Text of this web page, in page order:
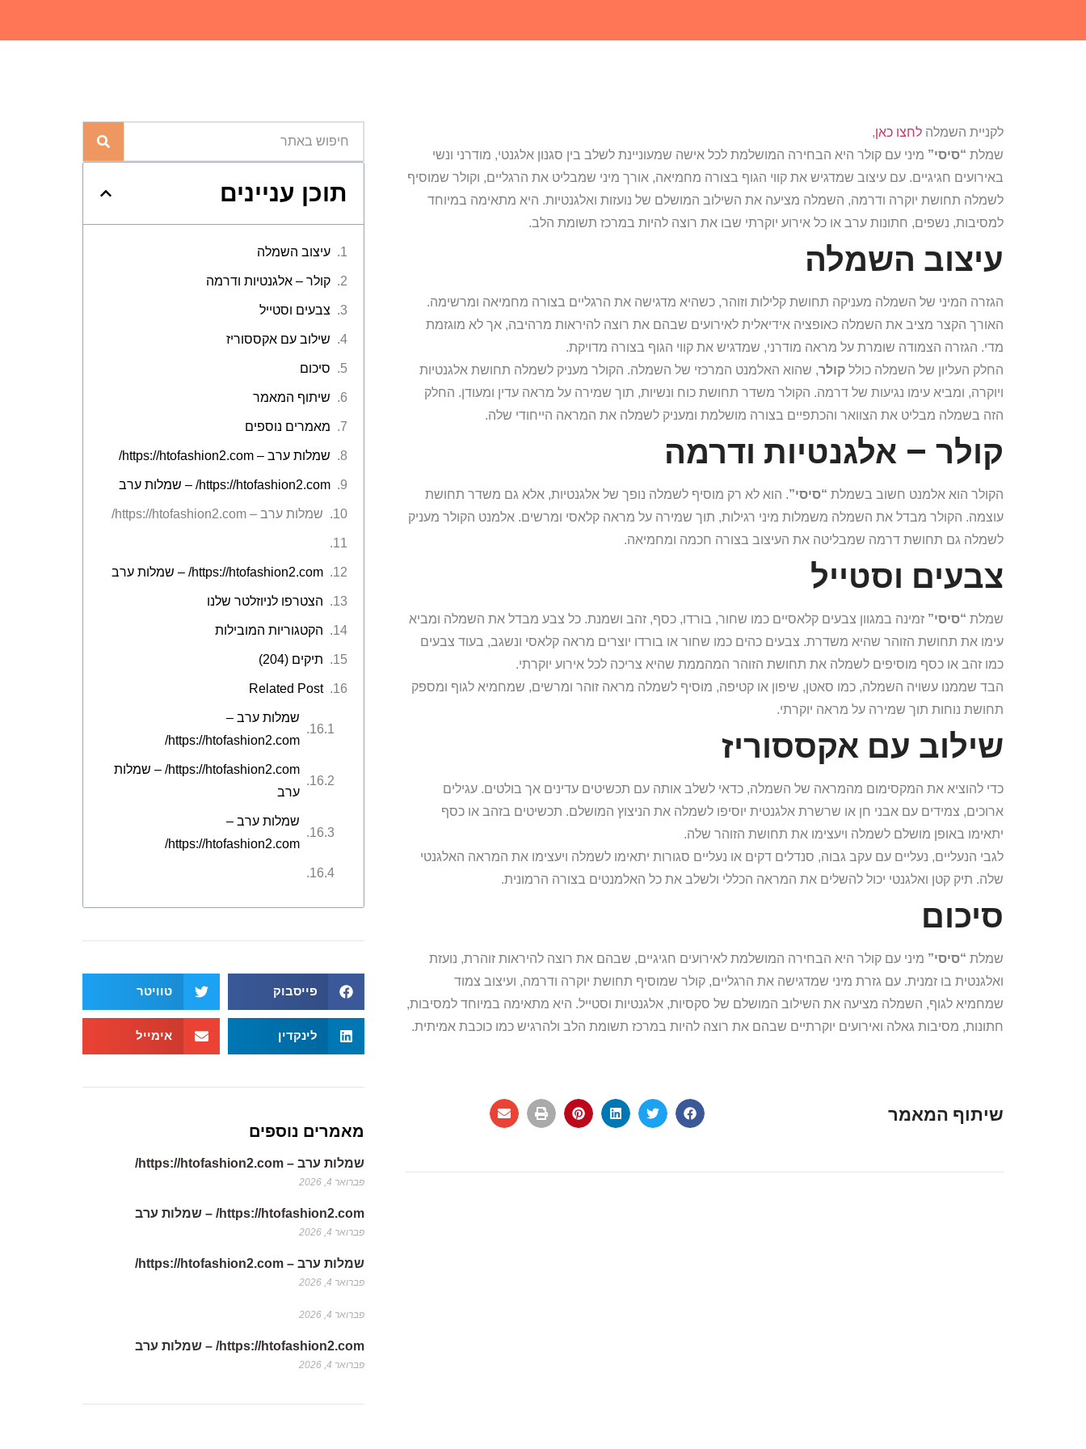
לקניית השמלה לחצו כאן,
שמלת “סיסי” מיני עם קולר היא הבחירה המושלמת לכל אישה שמעוניינת לשלב בין סגנון אלגנטי, מודרני ונשי
באירועים חגיגיים. עם עיצוב שמדגיש את קווי הגוף בצורה מחמיאה, אורך מיני שמבליט את הרגליים, וקולר שמוסיף
לשמלה תחושת יוקרה ודרמה, השמלה מציעה את השילוב המושלם של נועזות ואלגנטיות. היא מתאימה במיוחד
למסיבות, נשפים, חתונות ערב או כל אירוע יוקרתי שבו את רוצה להיות במרכז תשומת הלב.
עיצוב השמלה
הגזרה המיני של השמלה מעניקה תחושת קלילות וזוהר, כשהיא מדגישה את הרגליים בצורה מחמיאה ומרשימה.
האורך הקצר מציב את השמלה כאופציה אידיאלית לאירועים שבהם את רוצה להיראות מרהיבה, אך לא מוגזמת
מדי. הגזרה הצמודה שומרת על מראה מודרני, שמדגיש את קווי הגוף בצורה מדויקת.
החלק העליון של השמלה כולל קולר, שהוא האלמנט המרכזי של השמלה. הקולר מעניק לשמלה תחושת אלגנטיות
ויוקרה, ומביא עימו נגיעות של דרמה. הקולר משדר תחושת כוח ונשיות, תוך שמירה על מראה עדין ומעודן. החלק
הזה בשמלה מבליט את הצוואר והכתפיים בצורה מושלמת ומעניק לשמלה את המראה הייחודי שלה.
קולר – אלגנטיות ודרמה
הקולר הוא אלמנט חשוב בשמלת “סיסי”. הוא לא רק מוסיף לשמלה נופך של אלגנטיות, אלא גם משדר תחושת
עוצמה. הקולר מבדל את השמלה משמלות מיני רגילות, תוך שמירה על מראה קלאסי ומרשים. אלמנט הקולר מעניק
לשמלה גם תחושת דרמה שמבליטה את העיצוב בצורה חכמה ומחמיאה.
צבעים וסטייל
שמלת “סיסי” זמינה במגוון צבעים קלאסיים כמו שחור, בורדו, כסף, זהב ושמנת. כל צבע מבדל את השמלה ומביא
עימו את תחושת הזוהר שהיא משדרת. צבעים כהים כמו שחור או בורדו יוצרים מראה קלאסי ונשגב, בעוד צבעים
כמו זהב או כסף מוסיפים לשמלה את תחושת הזוהר המהממת שהיא צריכה לכל אירוע יוקרתי.
הבד שממנו עשויה השמלה, כמו סאטן, שיפון או קטיפה, מוסיף לשמלה מראה זוהר ומרשים, שמחמיא לגוף ומספק
תחושת נוחות תוך שמירה על מראה יוקרתי.
שילוב עם אקססוריז
כדי להוציא את המקסימום מהמראה של השמלה, כדאי לשלב אותה עם תכשיטים עדינים אך בולטים. עגילים
ארוכים, צמידים עם אבני חן או שרשרת אלגנטית יוסיפו לשמלה את הניצוץ המושלם. תכשיטים בזהב או כסף
יתאימו באופן מושלם לשמלה ויעצימו את תחושת הזוהר שלה.
לגבי הנעליים, נעליים עם עקב גבוה, סנדלים דקים או נעליים סגורות יתאימו לשמלה ויעצימו את המראה האלגנטי
שלה. תיק קטן ואלגנטי יכול להשלים את המראה הכללי ולשלב את כל האלמנטים בצורה הרמונית.
סיכום
שמלת “סיסי” מיני עם קולר היא הבחירה המושלמת לאירועים חגיגיים, שבהם את רוצה להיראות זוהרת, נועזת
ואלגנטית בו זמנית. עם גזרת מיני שמדגישה את הרגליים, קולר שמוסיף תחושת יוקרה ודרמה, ועיצוב צמוד
שמחמיא לגוף, השמלה מציעה את השילוב המושלם של סקסיות, אלגנטיות וסטייל. היא מתאימה במיוחד למסיבות,
חתונות, מסיבות גאלה ואירועים יוקרתיים שבהם את רוצה להיות במרכז תשומת הלב ולהרגיש כמו כוכבת אמיתית.
שיתוף המאמר
תוכן עניינים
עיצוב השמלה
קולר – אלגנטיות ודרמה
צבעים וסטייל
שילוב עם אקססוריז
סיכום
שיתוף המאמר
מאמרים נוספים
שמלות ערב – https://htofashion2.com/
https://htofashion2.com/ – שמלות ערב
שמלות ערב – https://htofashion2.com/
https://htofashion2.com/ – שמלות ערב
הצטרפו לניוזלטר שלנו
הקטגוריות המובילות
תיקים (204)
Related Post
שמלות ערב –
https://htofashion2.com/
https://htofashion2.com/ – שמלות
ערב
שמלות ערב –
https://htofashion2.com/
פייסבוק טוויטר
לינקדין אימייל
מאמרים נוספים
שמלות ערב – https://htofashion2.com/
פברואר 4, 2026
https://htofashion2.com/ – שמלות ערב
פברואר 4, 2026
שמלות ערב – https://htofashion2.com/
פברואר 4, 2026
פברואר 4, 2026
https://htofashion2.com/ – שמלות ערב
פברואר 4, 2026